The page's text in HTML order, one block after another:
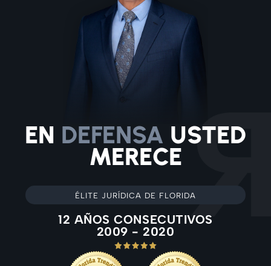
EN DEFENSA USTED
MERECE
ÉLITE JURÍDICA DE FLORIDA
12 AÑOS CONSECUTIVOS
2009 - 2020